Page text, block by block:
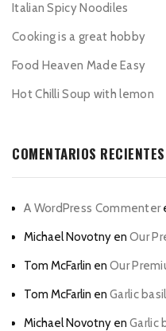
Italian Spicy Noodiles
Cooking is a great hobby
Food Heaven Made Easy
Hot Chilli Soup with lemon
COMENTARIOS RECIENTES
A WordPress Commenter
Michael Novotny en Our
Tom McFarlin en Our
Tom McFarlin en Garlic
Michael Novotny en Garlic